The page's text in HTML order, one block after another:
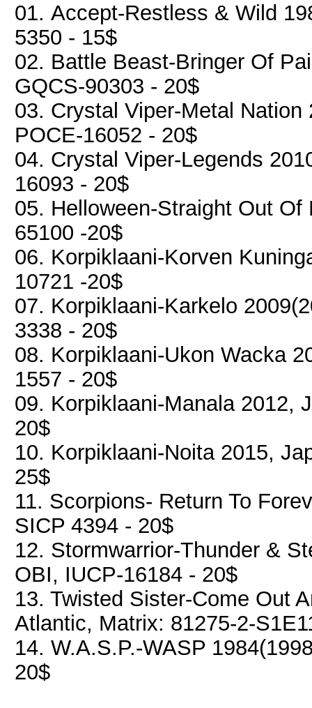
01. Accept-Restless & Wild
5350 - 15$
02. Battle Beast-Bringer Of
GQCS-90303 - 20$
03. Crystal Viper-Metal
POCE-16052 - 20$
04. Crystal Viper-Legends
16093 - 20$
05. Helloween-Straight Out
65100 -20$
06. Korpiklaani-Korven
10721 -20$
07. Korpiklaani-Karkelo
3338 - 20$
08. Korpiklaani-Ukon Wacka
1557 - 20$
09. Korpiklaani-Manala 2012,
20$
10. Korpiklaani-Noita 2015,
25$
11. Scorpions- Return To
SICP 4394 - 20$
12. Stormwarrior-Thunder &
OBI, IUCP-16184 - 20$
13. Twisted Sister-Come Out
Atlantic, Matrix: 81275-2-
14. W.A.S.P.-WASP
20$